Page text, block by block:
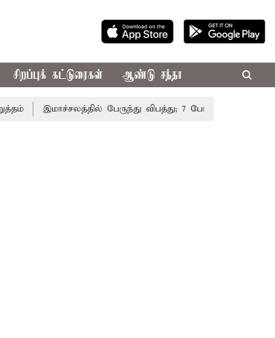
சிறப்புக் கட்டுரைகள் ஆண்டு சந்தா
இமாச்சலத்தில் பேருந்து விபத்து; 7 பேர் பலி - பிரதமர்